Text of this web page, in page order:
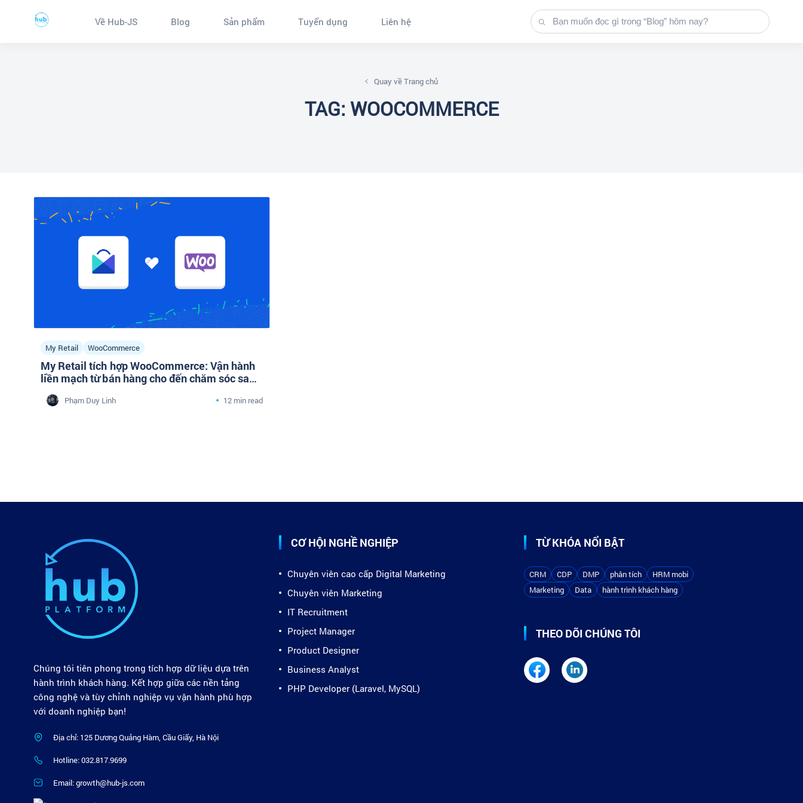
Về Hub-JS Blog Sản phẩm Tuyển dụng Liên hệ
Quay về Trang chủ
TAG: WOOCOMMERCE
My Retail WooCommerce
My Retail tích hợp WooCommerce: Vận hành
liền mạch từ bán hàng cho đến chăm sóc sau
bán
Phạm Duy Linh 12 min read
Chúng tôi tiên phong trong tích hợp dữ liệu dựa trên
hành trình khách hàng. Kết hợp giữa các nền tảng
công nghệ và tùy chỉnh nghiệp vụ vận hành phù hợp
với doanh nghiệp bạn!
Địa chỉ: 125 Dương Quảng Hàm, Cầu Giấy, Hà Nội
Hotline: 032.817.9699
Email: growth@hub-js.com
CƠ HỘI NGHỀ NGHIỆP
Chuyên viên cao cấp Digital Marketing
Chuyên viên Marketing
IT Recruitment
Project Manager
Product Designer
Business Analyst
PHP Developer (Laravel, MySQL)
TỪ KHÓA NỔI BẬT
CRM CDP DMP phân tích
HRM mobi
Marketing
Data hành trình khách hàng
THEO DÕI CHÚNG TÔI